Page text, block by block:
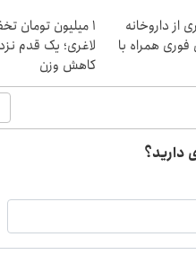
از داروخانه
همراه با
۱ میلیون تومان
لاغری؛ یک قدم
کاهش وزن
دارید؟